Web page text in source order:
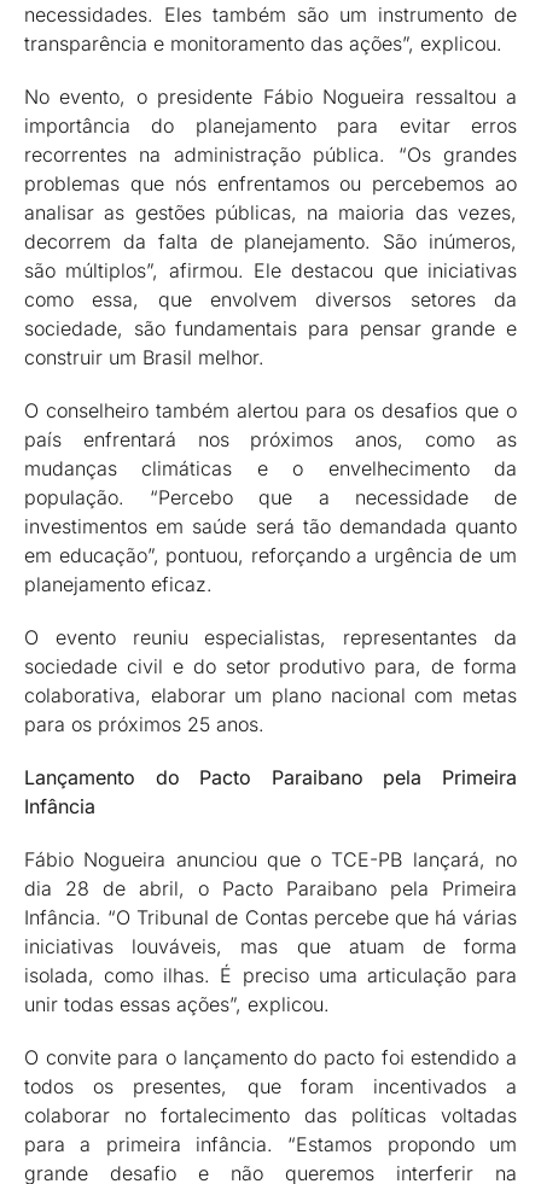
necessidades. Eles também são um instrumento de
transparência e monitoramento das ações”, explicou.
No evento, o presidente Fábio Nogueira ressaltou a
importância do planejamento para evitar erros
recorrentes na administração pública. “Os grandes
problemas que nós enfrentamos ou percebemos ao
analisar as gestões públicas, na maioria das vezes,
decorrem da falta de planejamento. São inúmeros,
são múltiplos”, afirmou. Ele destacou que iniciativas
como essa, que envolvem diversos setores da
sociedade, são fundamentais para pensar grande e
construir um Brasil melhor.
O conselheiro também alertou para os desafios que o
país enfrentará nos próximos anos, como as
mudanças climáticas e o envelhecimento da
população. “Percebo que a necessidade de
investimentos em saúde será tão demandada quanto
em educação”, pontuou, reforçando a urgência de um
planejamento eficaz.
O evento reuniu especialistas, representantes da
sociedade civil e do setor produtivo para, de forma
colaborativa, elaborar um plano nacional com metas
para os próximos 25 anos.
Lançamento do Pacto Paraibano pela Primeira
Infância
Fábio Nogueira anunciou que o TCE-PB lançará, no
dia 28 de abril, o Pacto Paraibano pela Primeira
Infância. “O Tribunal de Contas percebe que há várias
iniciativas louváveis, mas que atuam de forma
isolada, como ilhas. É preciso uma articulação para
unir todas essas ações”, explicou.
O convite para o lançamento do pacto foi estendido a
todos os presentes, que foram incentivados a
colaborar no fortalecimento das políticas voltadas
para a primeira infância. “Estamos propondo um
grande desafio e não queremos interferir na